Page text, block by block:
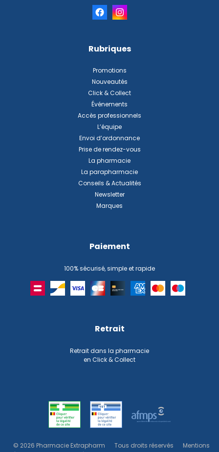
Rubriques
Promotions
Nouveautés
Click & Collect
Événements
Accès professionnels
L’équipe
Envoi d’ordonnance
Prise de rendez-vous
La pharmacie
La parapharmacie
Conseils & Actualités
Newsletter
Marques
Paiement
100% sécurisé, simple et rapide
Retrait
Retrait dans la pharmacie
en Click & Collect
© 2026 Pharmacie Extrapharm Tous droits réservés
Mentions